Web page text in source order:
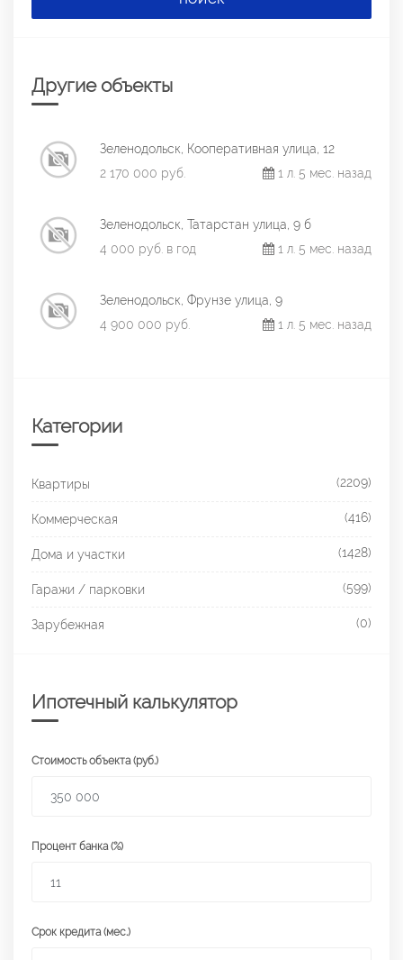
Другие объекты
Зеленодольск, Кооперативная улица, 12
2 170 000 руб.
1 л. 5 мес. назад
Зеленодольск, Татарстан улица, 9 б
4 000 руб. в год
1 л. 5 мес. назад
Зеленодольск, Фрунзе улица, 9
4 900 000 руб.
1 л. 5 мес. назад
Категории
Квартиры (2209)
Коммерческая (416)
Дома и участки (1428)
Гаражи / парковки (599)
Зарубежная (0)
Ипотечный калькулятор
Стоимость объекта (руб.)
Процент банка (%)
Срок кредита (мес.)